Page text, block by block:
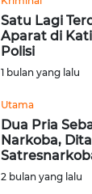
Satu Lagi
Aparat di
Polisi
1 bulan yang lalu
Utama
Dua Pria
Narkoba,
2 bulan yang lalu